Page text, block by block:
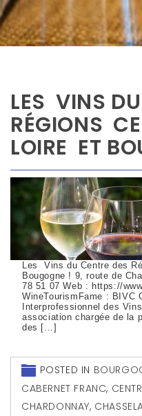
LES VINS
RÉGIONS
LOIRE ET
Les Vins du Centre des
Bougogne ! 9, route de
78 51 07 Web : https://
WineTourismFame : BIVC
Interprofessionnel des
association chargée de la
des […]
POSTED IN
CABERNET FRANC,
CHARDONNAY,